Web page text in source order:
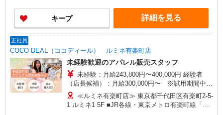
3万円まで交通費支給 ※試用期間（2〜3ヶ月）も
同条件 【手当】固定残業手当／資格手当／店舗職
制手当／住宅手当（実家外かつ賃貸の場合のみ別
当の種類はエリアにより異なります。詳細は面接
時にお尋ねください。 ＼入社３大特典キャンペー
ン実施中！／※詳細は備考欄にて
キープ 詳細を見る
正社員
COCO DEAL（ココディール） ルミネ有楽町店
未経験歓迎のアパレル販売スタッフ
未経験：月給243,800円〜400,000円 経験者
（店長候補）：月給300,000円〜 ※試用期間中は
270,000円〜 ★固定残業手当：30,800円（月給に
含む） ※経験・能力考慮 ※固定残業時間は1ヶ月
あたり20時間、超過時は追加で残業手当支給 ※月
≪ルミネ有楽町店≫ 東京都千代田区有楽町2-5-
1 ルミネ1 5F ■JR各線・東京メトロ有楽町線「有